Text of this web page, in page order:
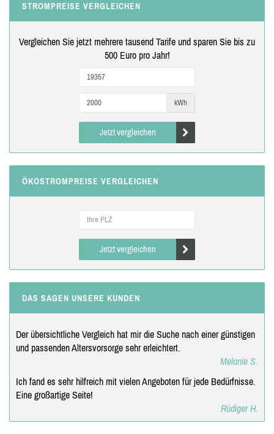
STROMPREISE VERGLEICHEN
Vergleichen Sie jetzt mehrere tausend Tarife und sparen Sie bis zu
500 Euro pro Jahr!
kWh
Jetzt vergleichen
ÖKOSTROMPREISE VERGLEICHEN
Jetzt vergleichen
DAS SAGEN UNSERE KUNDEN
Der übersichtliche Vergleich hat mir die Suche nach einer günstigen
und passenden Altersvorsorge sehr erleichtert.
Melanie S.
Ich fand es sehr hilfreich mit vielen Angeboten für jede Bedürfnisse.
Eine großartige Seite!
Rüdiger H.